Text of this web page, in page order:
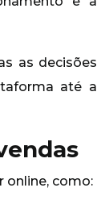
as decisões
até a
online, como: